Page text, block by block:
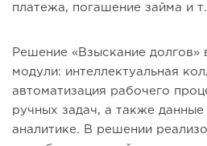
платежа, погашение займа и
Решение «Взыскание долгов»
модули: интеллектуальная
автоматизация рабочего
ручных задач, а также
аналитике. В решении